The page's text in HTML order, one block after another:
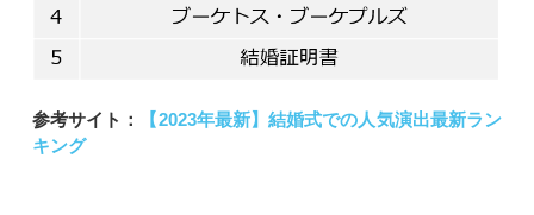
参考サイト：
【2023年最新】結婚式での人気演出最新ラン
キング